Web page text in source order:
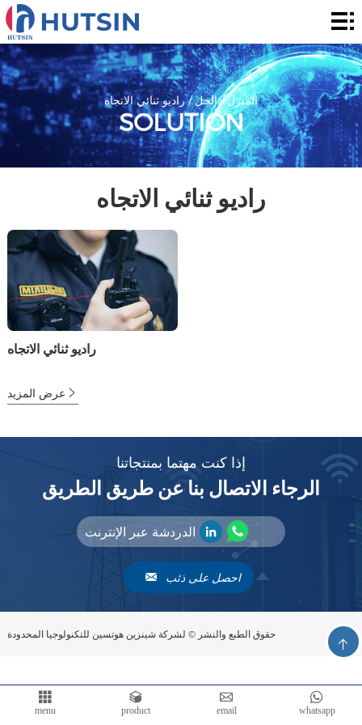
المنزل
المنتج
حول
الحل
الأخبار
المنزل/الحل/راديو ثنائي الاتجاه
SOLUTION
راديو ثنائي الاتجاه
راديو ثنائي الاتجاه
عرض المزيد
إذا كنت مهتما بمنتجاتنا
الرجاء الاتصال بنا عن طريق الطريق
الدردشة عبر الإنترنت
احصل على ذئب
حقوق الطبع والنشر © لشركة شينزين هوتسين للتكنولوجيا المحدودة
menu product email whatsapp